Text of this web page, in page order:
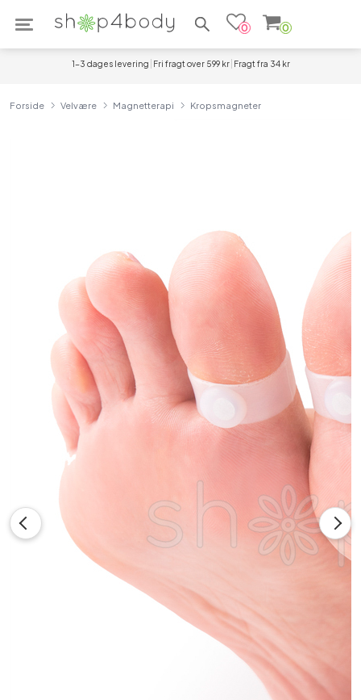
Søg efter produkter
0 0
1-3 dages levering Fri fragt over 599 kr Fragt fra 34 kr
Forside Velvære Magnetterapi Kropsmagneter